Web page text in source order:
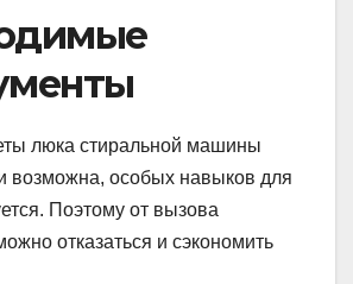
люка стиральной машины
возможна, особых навыков для
Поэтому от вызова
отказаться и сэкономить